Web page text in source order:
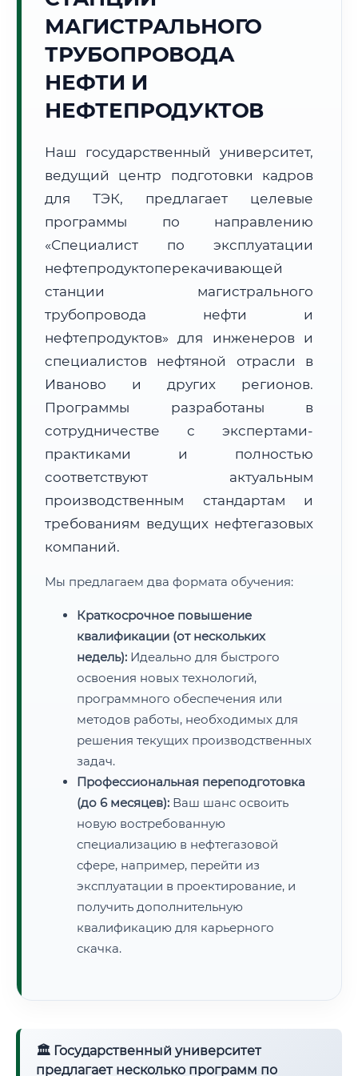
Расчет логистики оригиналов:
📜 Документы и аккредитация ФИС ФРДО
🔍Нажмите на документ для увеличения и просмотра
МАГИСТРАЛЬНОГО
ТРУБОПРОВОДА
НЕФТИ И
НЕФТЕПРОДУКТОВ
Наш государственный университет,
ведущий центр подготовки кадров
для ТЭК, предлагает целевые
программы по направлению
«Специалист по эксплуатации
нефтепродуктоперекачивающей
станции магистрального
трубопровода нефти и
нефтепродуктов» для инженеров и
специалистов нефтяной отрасли в
Иваново и других регионов.
Программы разработаны в
сотрудничестве с экспертами-
практиками и полностью
соответствуют актуальным
производственным стандартам и
требованиям ведущих нефтегазовых
компаний.
Мы предлагаем два формата обучения:
Краткосрочное повышение
квалификации (от нескольких
недель): Идеально для быстрого
освоения новых технологий,
программного обеспечения или
методов работы, необходимых для
решения текущих производственных
задач.
Профессиональная переподготовка
(до 6 месяцев): Ваш шанс освоить
новую востребованную
специализацию в нефтегазовой
сфере, например, перейти из
эксплуатации в проектирование, и
получить дополнительную
квалификацию для карьерного
скачка.
🏛 Государственный университет
предлагает несколько программ по